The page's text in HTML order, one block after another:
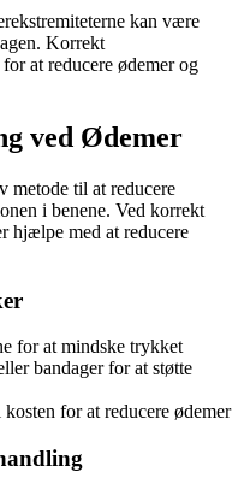
kan være
Korrekt
at reducere ødemer og
ved Ødemer
metode til at reducere
i benene. Ved korrekt
hjælpe med at reducere
for at mindske trykket
bandager for at støtte
for at reducere ødemer